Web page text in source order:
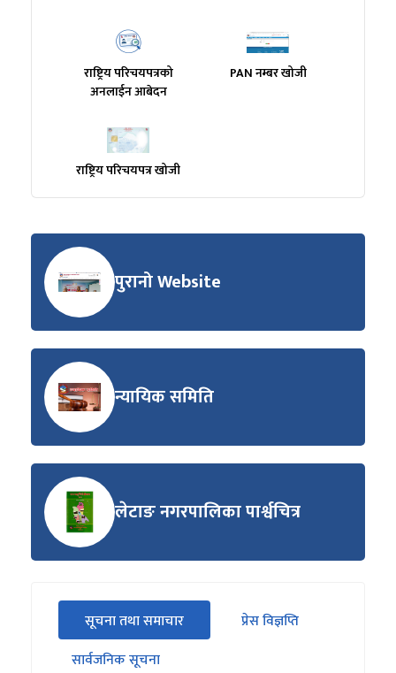
राष्ट्रिय परिचयपत्रको
अनलाईन आबेदन
PAN नम्बर खोजी
राष्ट्रिय परिचयपत्र खोजी
पुरानो Website
न्यायिक समिति
लेटाङ नगरपालिका पार्श्वचित्र
सीधा
पहिलो
ट्याबको
सूचना तथा समाचार
(सक्रिय ट्याब)
प्रेस विज्ञप्ति
सार्वजनिक सूचना